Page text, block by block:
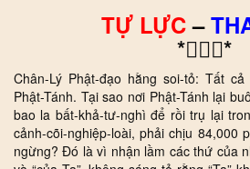
TỰ LỰC–
**
Chân-Lý Phật-đạo hằng soi-tỏ: Tất
Phật-Tánh. Tại sao nơi Phật-Tánh lại
bao la bất-khả-tư-nghì để rồi trụ lại
cảnh-cõi-nghiệp-loài, phải chịu 84,000
ngừng? Đó là vì nhận lầm các thứ của